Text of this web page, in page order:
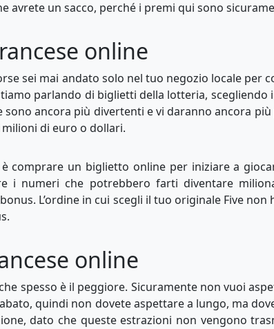
avrete un sacco, perché i premi qui sono
online
sei mai andato solo nel tuo negozio locale per
parlando di biglietti della lotteria, scegliendo
ancora più divertenti e vi daranno ancora
di euro o dollari.
comprare un biglietto online per iniziare a
i numeri che potrebbero farti diventare
L’ordine in cui scegli il tuo originale Five
online
spesso è il peggiore. Sicuramente non vuoi
quindi non dovete aspettare a lungo, ma
dato che queste estrazioni non vengono